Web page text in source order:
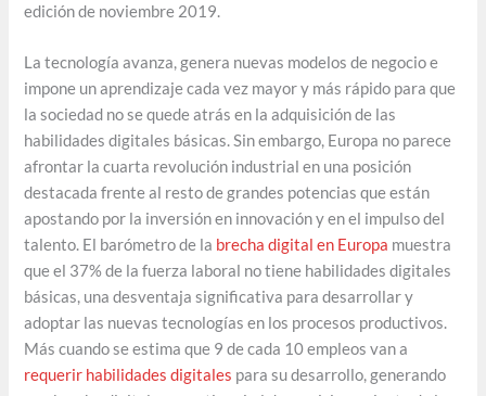
edición de noviembre 2019.
La tecnología avanza, genera nuevas modelos de negocio e
impone un aprendizaje cada vez mayor y más rápido para que
la sociedad no se quede atrás en la adquisición de las
habilidades digitales básicas. Sin embargo, Europa no parece
afrontar la cuarta revolución industrial en una posición
destacada frente al resto de grandes potencias que están
apostando por la inversión en innovación y en el impulso del
talento. El barómetro de la brecha digital en Europa muestra
que el 37% de la fuerza laboral no tiene habilidades digitales
básicas, una desventaja significativa para desarrollar y
adoptar las nuevas tecnologías en los procesos productivos.
Más cuando se estima que 9 de cada 10 empleos van a
requerir habilidades digitales para su desarrollo, generando